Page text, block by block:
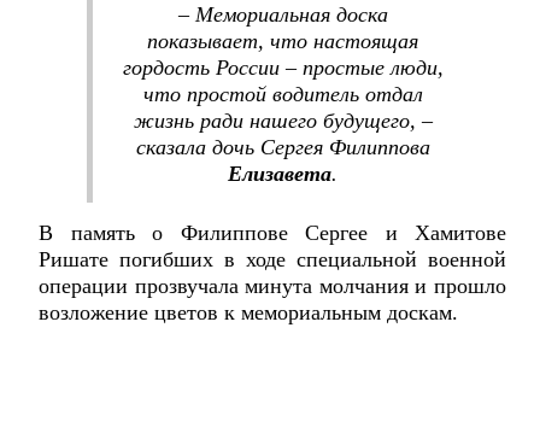
– Мемориальная доска
показывает, что настоящая
гордость России – простые люди,
что простой водитель отдал
жизнь ради нашего будущего, –
сказала дочь Сергея Филиппова
Елизавета.
В память о Филиппове Сергее и Хамитове
Ришате погибших в ходе специальной военной
операции прозвучала минута молчания и прошло
возложение цветов к мемориальным доскам.